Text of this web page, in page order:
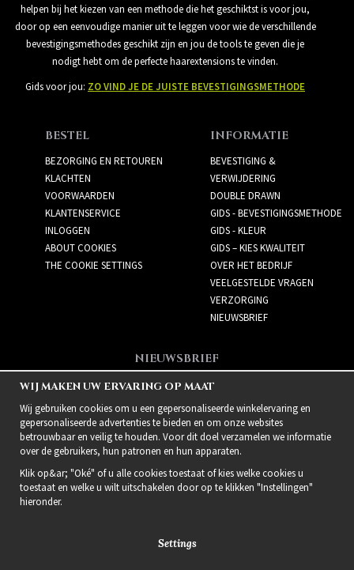
helpen bij het kiezen van een methode die het geschiktst is voor jou,
door op een eenvoudige manier uit te leggen voor wie de verschillende
bevestigingsmethodes geschikt zijn en jou de tools te geven die je
nodigt hebt om de perfecte haarextensions te vinden.
Gids voor jou: ZO VIND JE DE JUISTE BEVESTIGINGSMETHODE
BESTEL
BEZORGING EN RETOUREN
KLACHTEN
VOORWAARDEN
KLANTENSERVICE
INLOGGEN
ABOUT COOKIES
THE COOKIE SETTINGS
INFORMATIE
BEVESTIGING &
VERWIJDERING
DOUBLE DRAWN
GIDS - BEVESTIGINGSMETHODE
GIDS - KLEUR
GIDS – KIES KWALITEIT
OVER HET BEDRIJF
VEELGESTELDE VRAGEN
VERZORGING
NIEUWSBRIEF
NIEUWSBRIEF
Meld je aan voor de
nieuwsbrief!
WIJ MAKEN UW ERVARING OP MAAT
Wij gebruiken cookies om u een gepersonaliseerde winkelervaring en
gepersonaliseerde advertenties te bieden en om onze websites
betrouwbaar en veilig te houden. Voor dit doel verzamelen we informatie
over de gebruikers, hun patronen en hun apparaten.
Klik op&ar; "Oké" of u alle cookies toestaat of kies welke cookies u
toestaat en welke u wilt uitschakelen door op te klikken "Instellingen"
hieronder.
Settings